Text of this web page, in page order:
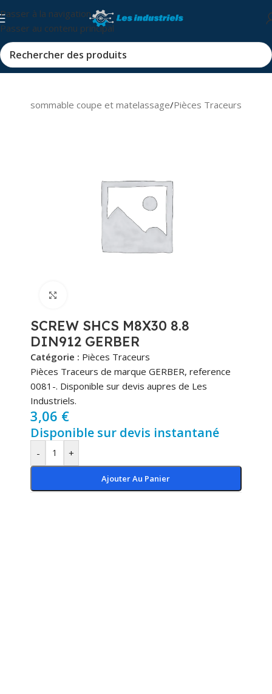
Passer à la navigation
Passer au contenu principal
et consommable coupe et matelassage/Pièces Traceurs
SCREW SHCS M8X30 8.8
DIN912 GERBER
Catégorie : Pièces Traceurs
Pièces Traceurs de marque GERBER, reference
0081-. Disponible sur devis aupres de Les
Industriels.
3,06 €
Disponible sur devis instantané
- +
Ajouter Au Panier